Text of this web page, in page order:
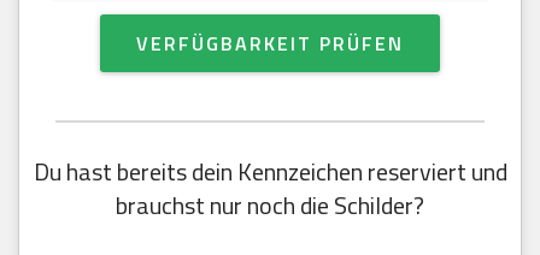
VERFÜGBARKEIT PRÜFEN
Du hast bereits dein Kennzeichen reserviert und
brauchst nur noch die Schilder?